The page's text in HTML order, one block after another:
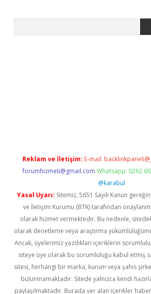
Reklam ve İletişim: E-mail:
forumhizmeti@gmail.com Whatsapp: 0262
@karabul
Yasal Uyarı: Sitemiz, 5651 Sayılı Kanun
ve İletişim Kurumu (BTK) tarafından
olarak hizmet vermektedir. Bu nedenle,
olarak denetleme veya araştırma
Ancak, üyelerimiz yazdıkları içeriklerin
siteye üye olarak bu sorumluluğu kabul etmiş
sitesi, herhangi bir marka, kurum veya şahıs
bulunmamaktadır. Sitede yalnızca kendi
paylaşılmaktadır. Burada yer alan içerikler